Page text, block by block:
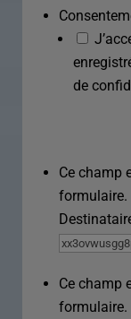
de
Ce champ
formulaire.
Ce champ
formulaire.